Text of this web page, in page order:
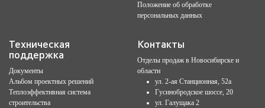
Положение об обработке
персональных данных
Техническая
поддержка
Документы
Альбом проектных решений
Теплоэффективная система
строительства
Контакты
Отделы продаж в Новосибирске и
области
ул. 2-ая Станционная, 52а
Гусинобродское шоссе, 20
ул. Галущака 2